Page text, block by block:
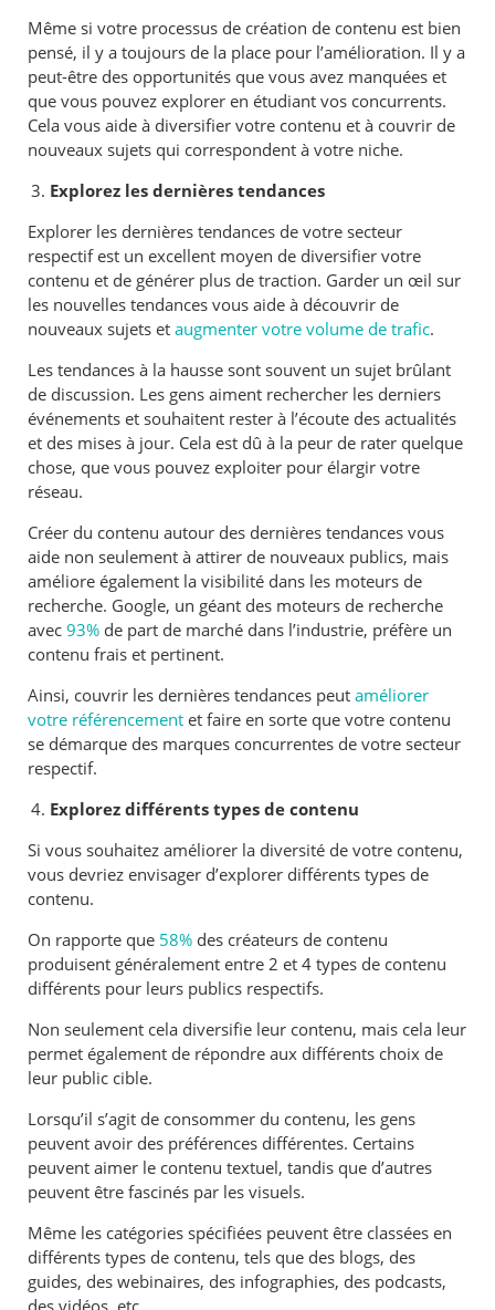
Même si votre processus de création de contenu est bien
pensé, il y a toujours de la place pour l’amélioration. Il y a
peut-être des opportunités que vous avez manquées et
que vous pouvez explorer en étudiant vos concurrents.
Cela vous aide à diversifier votre contenu et à couvrir de
nouveaux sujets qui correspondent à votre niche.
Explorez les dernières tendances
Explorer les dernières tendances de votre secteur
respectif est un excellent moyen de diversifier votre
contenu et de générer plus de traction. Garder un œil sur
les nouvelles tendances vous aide à découvrir de
nouveaux sujets etaugmenter votre volume de trafic.
Les tendances à la hausse sont souvent un sujet brûlant
de discussion. Les gens aiment rechercher les derniers
événements et souhaitent rester à l’écoute des actualités
et des mises à jour. Cela est dû à la peur de rater quelque
chose, que vous pouvez exploiter pour élargir votre
réseau.
Créer du contenu autour des dernières tendances vous
aide non seulement à attirer de nouveaux publics, mais
améliore également la visibilité dans les moteurs de
recherche. Google, un géant des moteurs de recherche
avec93% de part de marché dans l’industrie, préfère un
contenu frais et pertinent.
Ainsi, couvrir les dernières tendances peutaméliorer
votre référencement et faire en sorte que votre contenu
se démarque des marques concurrentes de votre secteur
respectif.
Explorez différents types de contenu
Si vous souhaitez améliorer la diversité de votre contenu,
vous devriez envisager d’explorer différents types de
contenu.
On rapporte que 58% des créateurs de contenu
produisent généralement entre 2 et 4 types de contenu
différents pour leurs publics respectifs.
Non seulement cela diversifie leur contenu, mais cela leur
permet également de répondre aux différents choix de
leur public cible.
Lorsqu’il s’agit de consommer du contenu, les gens
peuvent avoir des préférences différentes. Certains
peuvent aimer le contenu textuel, tandis que d’autres
peuvent être fascinés par les visuels.
Même les catégories spécifiées peuvent être classées en
différents types de contenu, tels que des blogs, des
guides, des webinaires, des infographies, des podcasts,